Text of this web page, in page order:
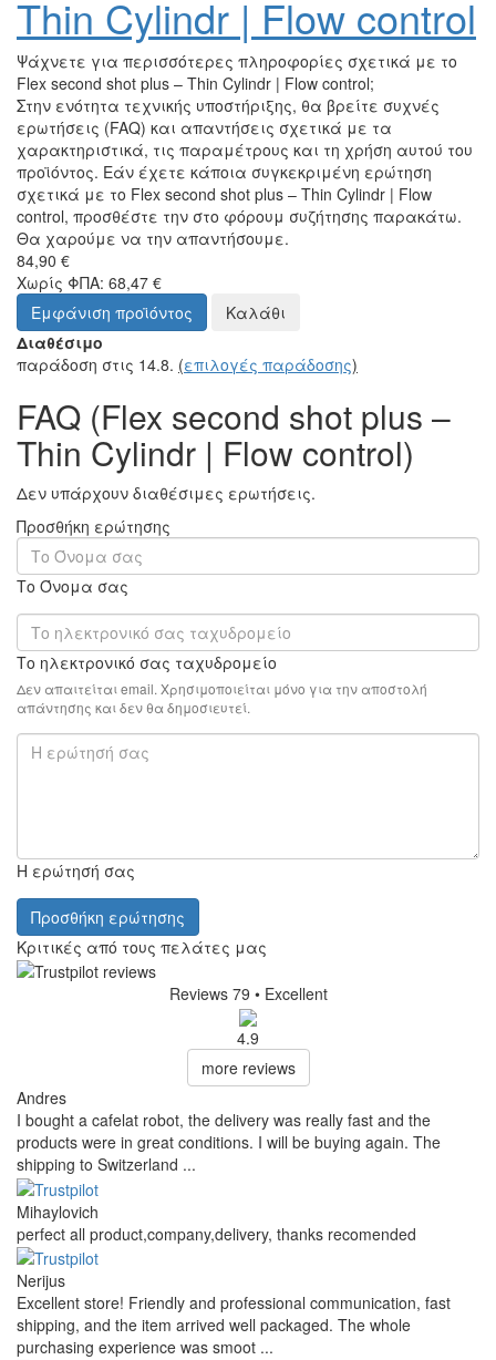
Thin Cylindr | Flow control
Ψάχνετε για περισσότερες πληροφορίες σχετικά με το
Flex second shot plus – Thin Cylindr | Flow control;
Στην ενότητα τεχνικής υποστήριξης, θα βρείτε συχνές
ερωτήσεις (FAQ) και απαντήσεις σχετικά με τα
χαρακτηριστικά, τις παραμέτρους και τη χρήση αυτού του
προϊόντος. Εάν έχετε κάποια συγκεκριμένη ερώτηση
σχετικά με το Flex second shot plus – Thin Cylindr | Flow
control, προσθέστε την στο φόρουμ συζήτησης παρακάτω.
Θα χαρούμε να την απαντήσουμε.
84,90 €
Χωρίς ΦΠΑ: 68,47 €
Εμφάνιση προϊόντος
Καλάθι
Διαθέσιμο
παράδοση στις 14.8. (επιλογές παράδοσης)
FAQ (Flex second shot plus –
Thin Cylindr | Flow control)
Δεν υπάρχουν διαθέσιμες ερωτήσεις.
Προσθήκη ερώτησης
Το Όνομα σας
Το ηλεκτρονικό σας ταχυδρομείο
Δεν απαιτείται email. Χρησιμοποιείται μόνο για την αποστολή
απάντησης και δεν θα δημοσιευτεί.
Η ερώτησή σας
Προσθήκη ερώτησης
Κριτικές από τους πελάτες μας
Reviews 79 • Excellent
4.9
more reviews
Andres
I bought a cafelat robot, the delivery was really fast and the
products were in great conditions. I will be buying again. The
shipping to Switzerland ...
Mihaylovich
perfect all product,company,delivery, thanks recomended
Nerijus
Excellent store! Friendly and professional communication, fast
shipping, and the item arrived well packaged. The whole
purchasing experience was smoot ...